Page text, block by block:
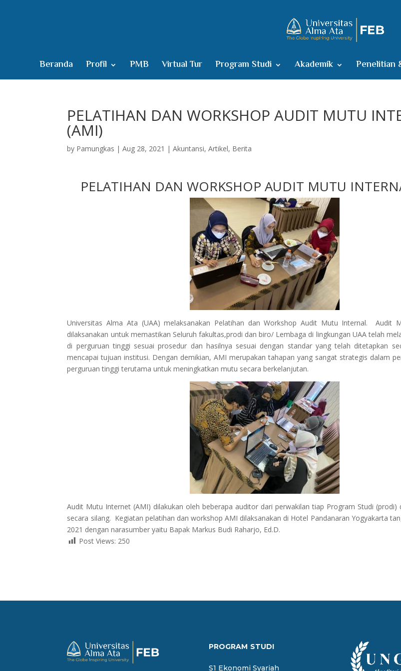
Beranda Profil PMB Virtual Tur Program Studi Akademik Penelitian
PELATIHAN DAN WORKSHOP AUDIT MUTU
(AMI)
by Pamungkas |Aug 28, 2021 |Akuntansi,Artikel, Berita
PELATIHAN DAN WORKSHOP AUDIT MUTU
Universitas Alma Ata (UAA) melaksanakan Pelatihan dan Workshop Audit Mutu Internal. Audit
dilaksanakan untuk memastikan Seluruh fakultas,prodi dan biro/ Lembaga di lingkungan UAA telah
di perguruan tinggi sesuai prosedur dan hasilnya sesuai dengan standar yang telah ditetapkan
mencapai tujuan institusi. Dengan demikian, AMI merupakan tahapan yang sangat strategis dalam
perguruan tinggi terutama untuk meningkatkan mutu secara berkelanjutan.
Audit Mutu Internet (AMI) dilakukan oleh beberapa auditor dari perwakilan tiap Program Studi (prodi)
secara silang. Kegiatan pelatihan dan workshop AMI dilaksanakan di Hotel Pandanaran Yogyakarta
2021 dengan narasumber yaitu Bapak Markus Budi Raharjo, Ed.D.
Post Views: 250
PROGRAM STUDI
S1 Ekonomi Syariah